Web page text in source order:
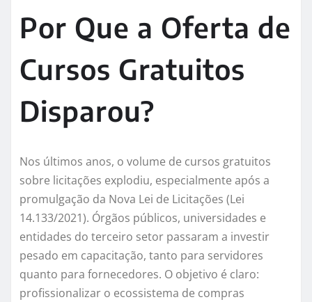
Por Que a Oferta de
Cursos Gratuitos
Disparou?
Nos últimos anos, o volume de cursos gratuitos
sobre licitações explodiu, especialmente após a
promulgação da Nova Lei de Licitações (Lei
14.133/2021). Órgãos públicos, universidades e
entidades do terceiro setor passaram a investir
pesado em capacitação, tanto para servidores
quanto para fornecedores. O objetivo é claro:
profissionalizar o ecossistema de compras